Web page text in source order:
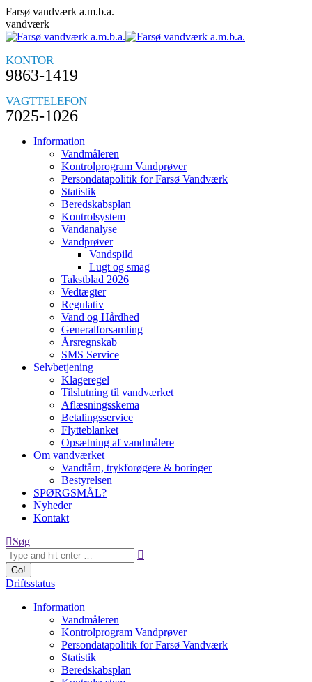
Skip
to
content
Farsø vandværk a.m.b.a.
vandværk
KONTOR
9863-1419
VAGTTELEFON
7025-1026
Information
Vandmåleren
Kontrolprogram Vandprøver
Persondatapolitik for Farsø Vandværk
Statistik
Beredskabsplan
Kontrolsystem
Vandanalyse
Vandprøver
Vandspild
Lugt og smag
Takstblad 2026
Vedtægter
Regulativ
Vand og Hårdhed
Generalforsamling
Årsregnskab
SMS Service
Selvbetjening
Klageregel
Tilslutning til vandværket
Aflæsningsskema
Betalingsservice
Flytteblanket
Opsætning af vandmålere
Om vandværket
Vandtårn, trykforøgere & boringer
Bestyrelsen
SPØRGSMÅL?
Nyheder
Kontakt
Search:
Søg
Driftsstatus
Information
Vandmåleren
Kontrolprogram Vandprøver
Persondatapolitik for Farsø Vandværk
Statistik
Beredskabsplan